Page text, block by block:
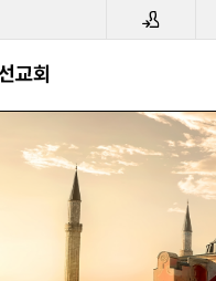
메뉴 건너뛰기